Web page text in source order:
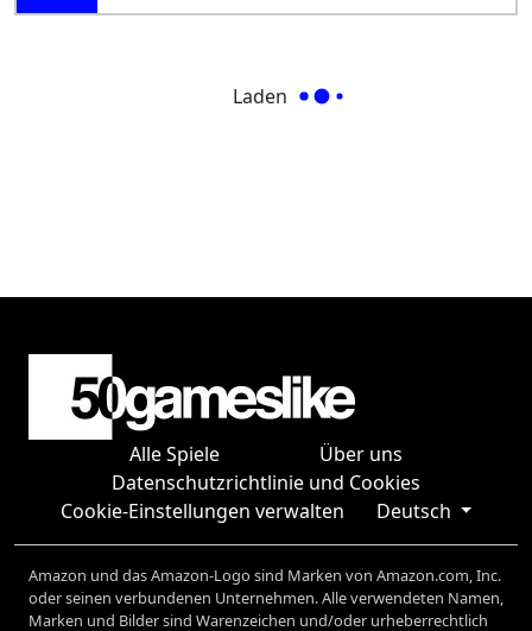
Laden
Alle Spiele
Über uns
Datenschutzrichtlinie und Cookies
Cookie-Einstellungen verwalten
Deutsch
Amazon und das Amazon-Logo sind Marken von Amazon.com, Inc.
oder seinen verbundenen Unternehmen. Alle verwendeten Namen,
Marken und Bilder sind Warenzeichen und/oder urheberrechtlich